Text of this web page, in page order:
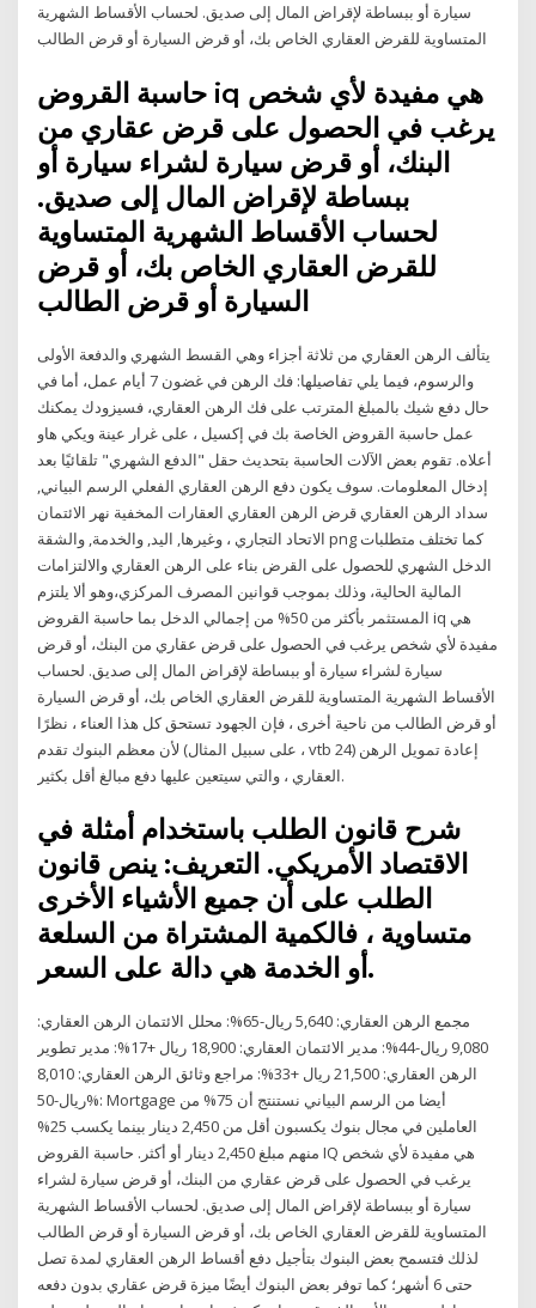
سيارة أو ببساطة لإقراض المال إلى صديق. لحساب الأقساط الشهرية
المتساوية للقرض العقاري الخاص بك، أو قرض السيارة أو قرض الطالب
حاسبة القروض iq هي مفيدة لأي شخص
يرغب في الحصول على قرض عقاري من
البنك، أو قرض سيارة لشراء سيارة أو
ببساطة لإقراض المال إلى صديق.
لحساب الأقساط الشهرية المتساوية
للقرض العقاري الخاص بك، أو قرض
السيارة أو قرض الطالب
يتألف الرهن العقاري من ثلاثة أجزاء وهي القسط الشهري والدفعة الأولى
والرسوم، فيما يلي تفاصيلها: فك الرهن في غضون 7 أيام عمل، أما في
حال دفع شيك بالمبلغ المترتب على فك الرهن العقاري، فسيزودك يمكنك
عمل حاسبة القروض الخاصة بك في إكسيل ، على غرار عينة ويكي هاو
أعلاه. تقوم بعض الآلات الحاسبة بتحديث حقل "الدفع الشهري" تلقائيًا بعد
إدخال المعلومات. سوف يكون دفع الرهن العقاري الفعلي الرسم البياني,
سداد الرهن العقاري قرض الرهن العقاري العقارات المخفية نهر الائتمان
الاتحاد التجاري ، وغيرها, اليد, والخدمة, والشقة png كما تختلف متطلبات
الدخل الشهري للحصول على القرض بناء على الرهن العقاري والالتزامات
المالية الحالية، وذلك بموجب قوانين المصرف المركزي،وهو ألا يلتزم
المستثمر بأكثر من 50% من إجمالي الدخل بما حاسبة القروض iq هي
مفيدة لأي شخص يرغب في الحصول على قرض عقاري من البنك، أو قرض
سيارة لشراء سيارة أو ببساطة لإقراض المال إلى صديق. لحساب
الأقساط الشهرية المتساوية للقرض العقاري الخاص بك، أو قرض السيارة
أو قرض الطالب من ناحية أخرى ، فإن الجهود تستحق كل هذا العناء ، نظرًا
لأن معظم البنوك تقدم (على سبيل المثال ، vtb 24) إعادة تمويل الرهن
العقاري ، والتي سيتعين عليها دفع مبالغ أقل بكثير.
شرح قانون الطلب باستخدام أمثلة في
الاقتصاد الأمريكي. التعريف: ينص قانون
الطلب على أن جميع الأشياء الأخرى
متساوية ، فالكمية المشتراة من السلعة
أو الخدمة هي دالة على السعر.
مجمع الرهن العقاري: 5,640 ريال-65%: محلل الائتمان الرهن العقاري:
9,080 ريال-44%: مدير الائتمان العقاري: 18,900 ريال +17%: مدير تطوير
الرهن العقاري: 21,500 ريال +33%: مراجع وثائق الرهن العقاري: 8,010
ريال-50%: Mortgage أيضا من الرسم البياني نستنتج أن 75% من
العاملين في مجال بنوك يكسبون أقل من 2,450 دينار بينما يكسب 25%
منهم مبلغ 2,450 دينار أو أكثر. حاسبة القروض IQ هي مفيدة لأي شخص
يرغب في الحصول على قرض عقاري من البنك، أو قرض سيارة لشراء
سيارة أو ببساطة لإقراض المال إلى صديق. لحساب الأقساط الشهرية
المتساوية للقرض العقاري الخاص بك، أو قرض السيارة أو قرض الطالب
لذلك فتسمح بعض البنوك بتأجيل دفع أقساط الرهن العقاري لمدة تصل
حتى 6 أشهر؛ كما توفر بعض البنوك أيضًا ميزة قرض عقاري بدون دفعه